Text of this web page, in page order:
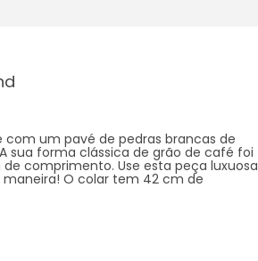
um pavé de pedras brancas de
sua forma clássica de grão de café foi
comprimento. Use esta peça luxuosa
O colar tem 42 cm de